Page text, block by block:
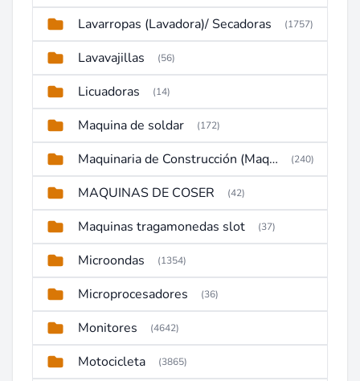
Lavarropas (Lavadora)/ Secadoras (1757)
Lavavajillas (56)
Licuadoras (14)
Maquina de soldar (172)
Maquinaria de Construcción (Maquinaria Pesada) (240)
MAQUINAS DE COSER (42)
Maquinas tragamonedas slot (37)
Microondas (1354)
Microprocesadores (36)
Monitores (4642)
Motocicleta (3865)